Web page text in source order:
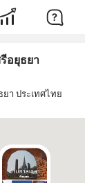
อยุธยา
า ประเทศไทย